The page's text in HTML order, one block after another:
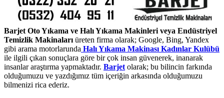
Barjet Oto Yıkama ve Halı Yıkama Makinleri veya Endüstriyel
Temizlik Makinalarıüreten firma olarak; Google, Bing, Yandex
gibi arama motorlarunda Halı Yıkama Makinası Kadınlar Kulübü
ile ilgili çıkan sonuçlara göre bir çok insan güvenerek, inanarak
insanlar araştırma yapmaktadır. Barjetolarak; bu bilincin farkında
olduğumuzu ve yazdığımız tüm içeriğin arkasında olduğumuzu
bilmenizi rica ederiz.